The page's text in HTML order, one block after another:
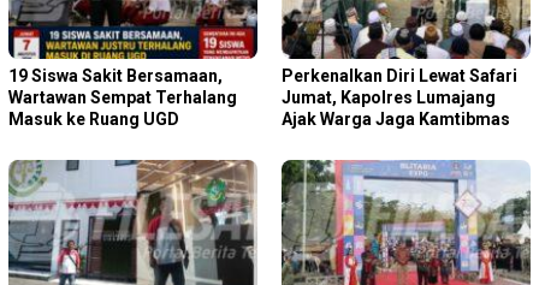
19 Siswa Sakit Bersamaan,
Wartawan Sempat Terhalang
Masuk ke Ruang UGD
Perkenalkan Diri Lewat Safari
Jumat, Kapolres Lumajang
Ajak Warga Jaga Kamtibmas